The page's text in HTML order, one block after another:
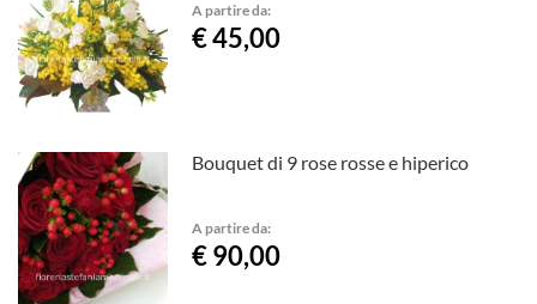
A partire da:
€ 45,00
Bouquet di 9 rose rosse e hiperico
A partire da:
€ 90,00